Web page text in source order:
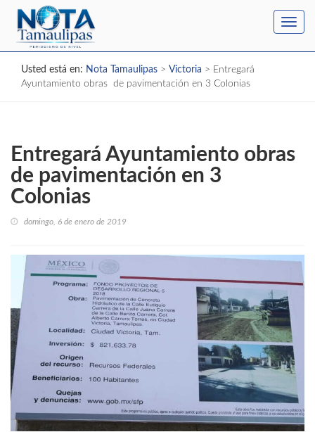
Usted está en: Nota Tamaulipas > Victoria > Entregará
Ayuntamiento obras de pavimentación en 3 Colonias
Entregará Ayuntamiento obras
de pavimentación en 3
Colonias
domingo, 6 de enero de 2019